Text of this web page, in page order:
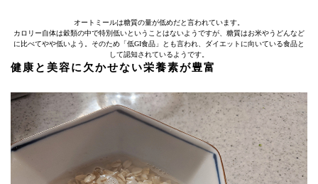
オートミールは糖質の量が低めだと言われています。
カロリー自体は穀類の中で特別低いということはないようですが、糖質はお米やうどんなど
に比べてやや低いよう。そのため「低GI食品」とも言われ、ダイエットに向いている食品と
して認知されているようです。
健康と美容に欠かせない栄養素が豊富